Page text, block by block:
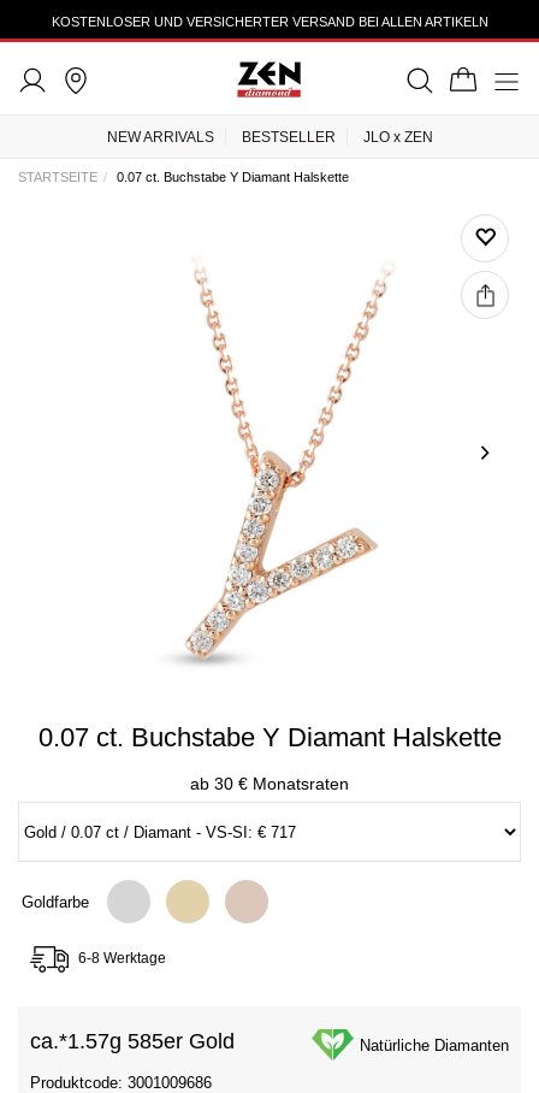
KOSTENLOSER UND VERSICHERTER VERSAND BEI ALLEN ARTIKELN
NEW ARRIVALS BESTSELLER JLO x ZEN
STARTSEITE 0.07 ct. Buchstabe Y Diamant Halskette
0.07 ct. Buchstabe Y Diamant Halskette
ab 30 € Monatsraten
Goldfarbe
6-8 Werktage
ca.*1.57g 585er Gold Natürliche Diamanten
Produktcode: 3001009686